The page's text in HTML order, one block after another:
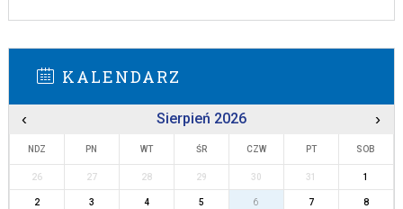
KALENDARZ
‹ Sierpień 2026 ›
NDZ PN WT ŚR CZW PT SOB
26 27 28 29 30 31 1
2 3 4 5 6 7 8